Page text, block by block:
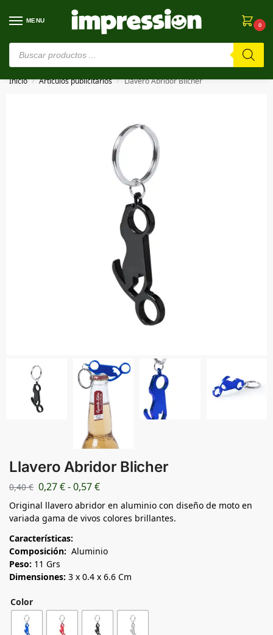
MENU
0
⚠️ Estamos en pruebas. Si algo falla, ¡Perdón!⚠️
Inicio / Artículos publicitarios / Llavero Abridor Blicher
Llavero Abridor Blicher
0,40€ 0,27€-0,57€
Original llavero abridor en aluminio con diseño de moto en
variada gama de vivos colores brillantes.
Características:
Composición: Aluminio
Peso: 11 Grs
Dimensiones: 3 x 0.4 x 6.6 Cm
Color